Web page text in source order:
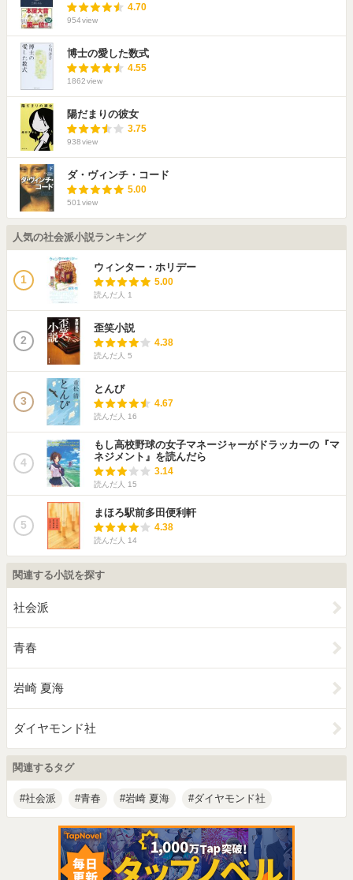
4.70
954view
博士の愛した数式
4.55
1862view
陽だまりの彼女
3.75
938view
ダ・ヴィンチ・コード
5.00
501 view
人気の社会派小説ランキング
1
ウィンター・ホリデー
5.00
読んだ人 1
2
歪笑小説
4.38
読んだ人 5
3
とんび
4.67
読んだ人 16
4
もし高校野球の女子マネージャーがドラッカーの『マ
ネジメント』を読んだら
3.14
読んだ人 15
5
まほろ駅前多田便利軒
4.38
読んだ人 14
関連する小説を探す
社会派
青春
岩崎 夏海
ダイヤモンド社
関連するタグ
社会派 青春 岩崎 夏海 ダイヤモンド社